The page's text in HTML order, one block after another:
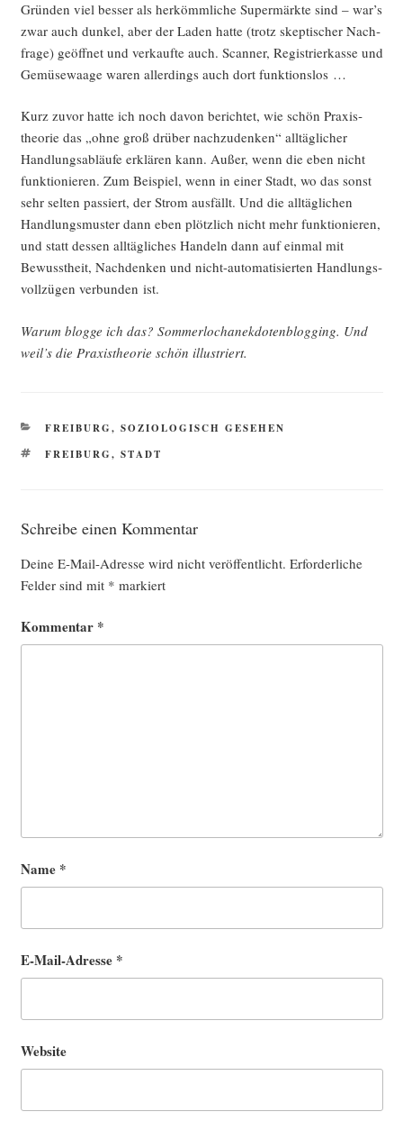
Grün­den viel bes­ser als her­kömm­li­che Super­märk­te sind – war’s
zwar auch dun­kel, aber der Laden hat­te (trotz skep­ti­scher Nach­
fra­ge) geöff­net und ver­kauf­te auch. Scan­ner, Regis­trier­kas­se und
Gemü­se­waa­ge waren aller­dings auch dort funktionslos …
Kurz zuvor hat­te ich noch davon berich­tet, wie schön Pra­xis­
theo­rie das „ohne groß drü­ber nach­zu­den­ken“ all­täg­li­cher
Hand­lungs­ab­läu­fe erklä­ren kann. Außer, wenn die eben nicht
funk­tio­nie­ren. Zum Bei­spiel, wenn in einer Stadt, wo das sonst
sehr sel­ten pas­siert, der Strom aus­fällt. Und die all­täg­li­chen
Hand­lungs­mus­ter dann eben plötz­lich nicht mehr funk­tio­nie­ren,
und statt des­sen all­täg­li­ches Han­deln dann auf ein­mal mit
Bewusst­heit, Nach­den­ken und nicht-auto­ma­ti­sier­ten Hand­lungs­
voll­zü­gen ver­bun­den ist.
War­um blog­ge ich das? Som­mer­lochan­ek­do­ten­blog­ging. Und
weil’s die Pra­xis­theo­rie schön illustriert.
KATEGORIEN
FREIBURG, SOZIOLOGISCH GESEHEN
SCHLAGWÖRTER
FREIBURG, STADT
Schreibe einen Kommentar
Deine E-Mail-Adresse wird nicht veröffentlicht. Erforderliche
Felder sind mit * markiert
Kommentar *
Name *
E-Mail-Adresse *
Website